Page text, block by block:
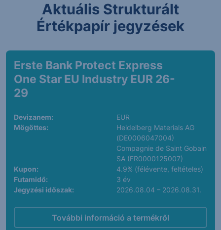
Aktuális Strukturált
Értékpapír jegyzések
Erste Bank Protect Express
One Star EU Industry EUR 26-
29
Devizanem:
EUR
Mögöttes:
Heidelberg Materials AG
(DE0006047004)
Compagnie de Saint Gobain
SA (FR0000125007)
Kupon:
4.9% (félévente, feltételes)
Futamidő:
3 év
Jegyzési időszak:
2026.08.04 – 2026.08.31.
További információ a termékről